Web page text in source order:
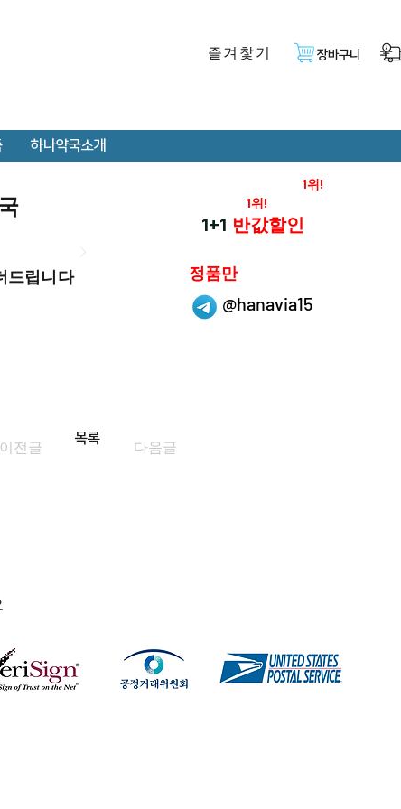
즐겨찿기 장바구니
하나약국소개
드립니다
@hanavia15
1위!
1위!
1+1 반값할인
정품만
이전글
목록
다음글